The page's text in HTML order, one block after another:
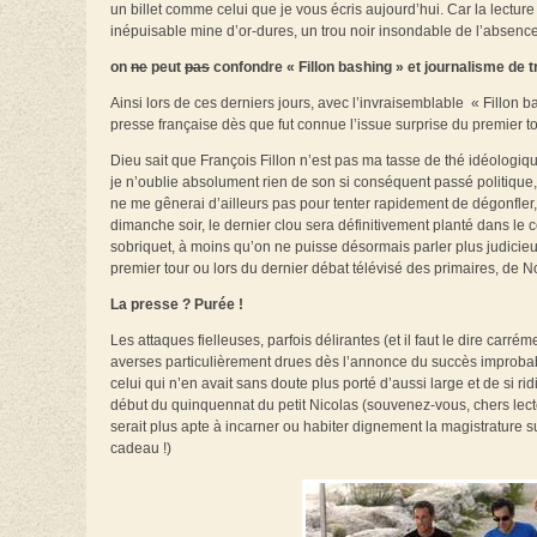
un billet comme celui que je vous écris aujourd’hui. Car la
inépuisable mine d’or-dures, un trou noir insondable de
on ne peut pas confondre « Fillon bashing » et journalisme de
Ainsi lors de ces derniers jours, avec l’invraisemblable « Fillon
presse française dès que fut connue l’issue surprise du premier
Dieu sait que François Fillon n’est pas ma tasse de thé
je n’oublie absolument rien de son si conséquent passé
ne me gênerai d’ailleurs pas pour tenter rapidement de
dimanche soir, le dernier clou sera définitivement planté dans le
sobriquet, à moins qu’on ne puisse désormais parler plus
premier tour ou lors du dernier débat télévisé des primaires, de
La presse ? Purée !
Les attaques fielleuses, parfois délirantes (et il faut le dire
averses particulièrement drues dès l’annonce du succès
celui qui n’en avait sans doute plus porté d’aussi large et de si
début du quinquennat du petit Nicolas (souvenez-vous, chers
serait plus apte à incarner ou habiter dignement la magistrature
cadeau !)